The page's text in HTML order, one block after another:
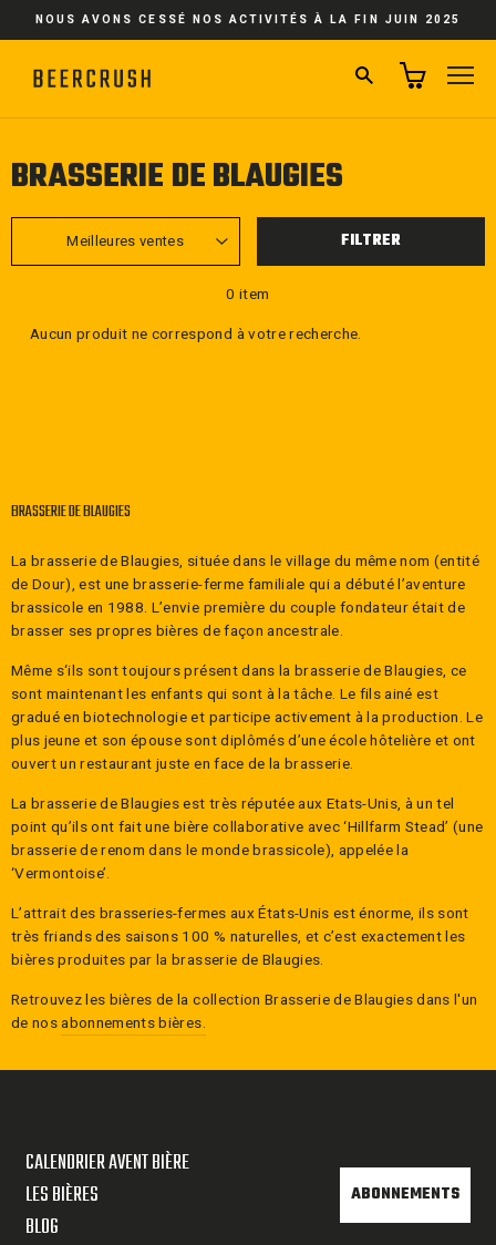
PasserNOUS AVONS CESSÉ NOS ACTIVITÉS À LA FIN JUIN 2025
RECHERCHER
BRASSERIE DE BLAUGIES
FILTRER
0 item
Aucun produit ne correspond à votre recherche.
BRASSERIE DE BLAUGIES
La brasserie de Blaugies, située dans le village du même nom (entité
de Dour), est une brasserie-ferme familiale qui a débuté l’aventure
brassicole en 1988. L’envie première du couple fondateur était de
brasser ses propres bières de façon ancestrale.
Même s‘ils sont toujours présent dans la brasserie de Blaugies, ce
sont maintenant les enfants qui sont à la tâche. Le fils ainé est
gradué en biotechnologie et participe activement à la production. Le
plus jeune et son épouse sont diplômés d’une école hôtelière et ont
ouvert un restaurant juste en face de la brasserie.
La brasserie de Blaugies est très réputée aux Etats-Unis, à un tel
point qu’ils ont fait une bière collaborative avec ‘Hillfarm Stead’ (une
brasserie de renom dans le monde brassicole), appelée la
‘Vermontoise’.
L’attrait des brasseries-fermes aux États-Unis est énorme, ils sont
très friands des saisons 100 % naturelles, et c’est exactement les
bières produites par la brasserie de Blaugies.
Retrouvez les bières de la collection Brasserie de Blaugiesdans l'un
de nosabonnements bières.
CALENDRIER AVENT BIÈRE
LES BIÈRES
BLOG
ABONNEMENTS